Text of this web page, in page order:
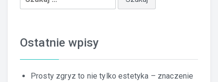
Ostatnie wpisy
Prosty zgryz to nie tylko estetyka – znaczenie